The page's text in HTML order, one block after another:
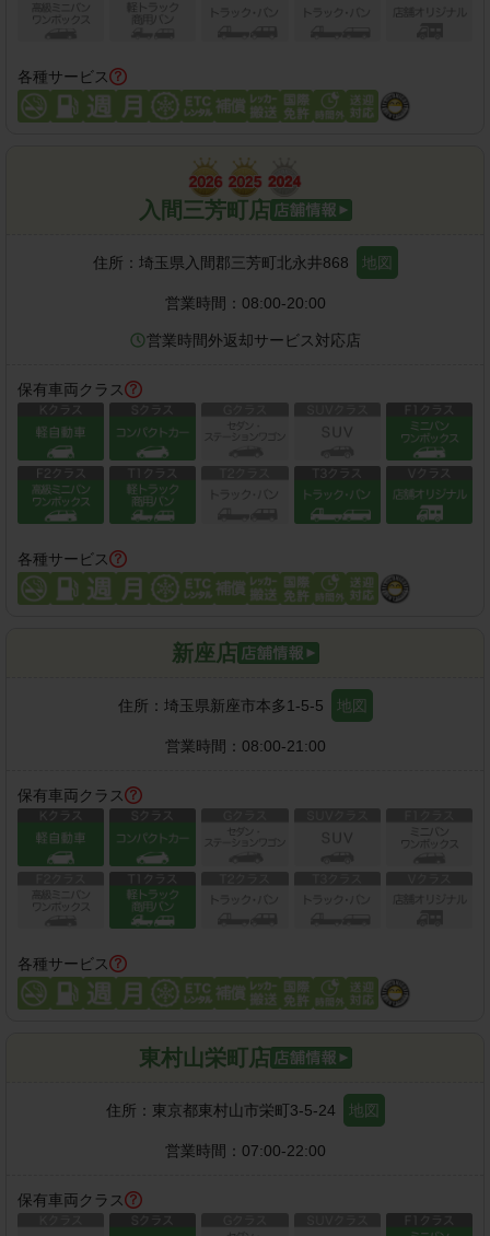
各種サービス
入間三芳町店
住所： 埼玉県入間郡三芳町北永井868 地図
営業時間： 08:00-20:00
営業時間外返却サービス対応店
保有車両クラス
各種サービス
新座店
住所： 埼玉県新座市本多1-5-5 地図
営業時間： 08:00-21:00
保有車両クラス
各種サービス
東村山栄町店
住所： 東京都東村山市栄町3-5-24 地図
営業時間： 07:00-22:00
保有車両クラス